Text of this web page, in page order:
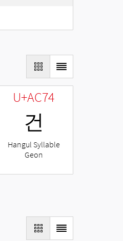
U+AC74
건
Hangul Syllable
Geon